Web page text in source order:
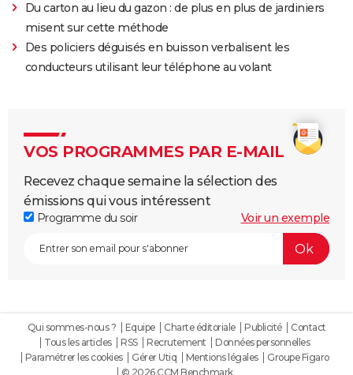
Du carton au lieu du gazon : de plus en plus de jardiniers
misent sur cette méthode
Des policiers déguisés en buisson verbalisent les
conducteurs utilisant leur téléphone au volant
VOS PROGRAMMES PAR E-MAIL
Recevez chaque semaine la sélection des
émissions qui vous intéressent
Programme du soir Voir un exemple
Qui sommes-nous ? Equipe Charte éditoriale Publicité
Contact
Tous les articles
RSS Recrutement
Données personnelles
Paramétrer les cookies
Gérer Utiq Mentions légales
Groupe Figaro
© 2026 CCM Benchmark